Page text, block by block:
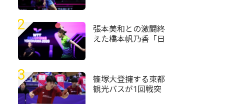
WTTチャンピオンズ
横浜2026＞
2
張本美和との激闘終
えた橋本帆乃香「日
ャンピオンズ横浜
2026＞
3
篠塚大登擁する東都
観光バスが1回戦突